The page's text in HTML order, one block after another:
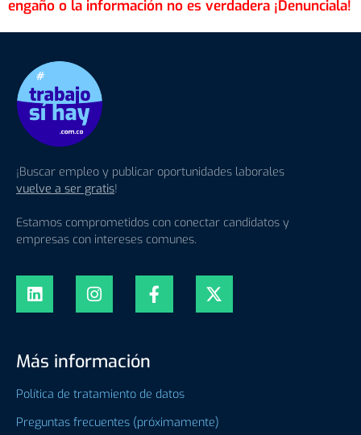
¡Buscar empleo y publicar oportunidades laborales
vuelve a ser gratis!
Estamos comprometidos con conectar candidatos y
empresas con intereses comunes.
Más información
Política de tratamiento de datos
Preguntas frecuentes (próximamente)